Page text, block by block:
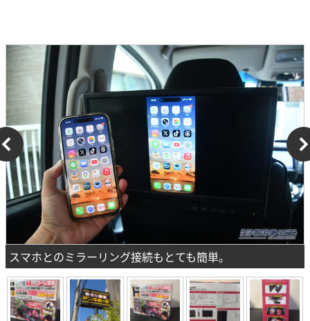
スマホとのミラーリング接続もとても簡単。